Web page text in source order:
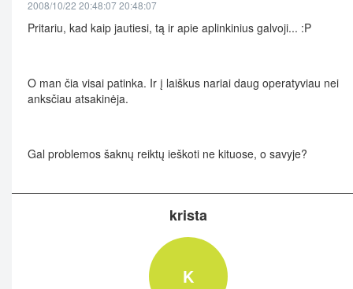
2008/10/22 20:48:07 20:48:07
Pritariu, kad kaip jautiesi, tą ir apie aplinkinius galvoji... :P
O man čia visai patinka. Ir į laiškus nariai daug operatyviau nei
anksčiau atsakinėja.
Gal problemos šaknų reiktų ieškoti ne kituose, o savyje?
krista
K